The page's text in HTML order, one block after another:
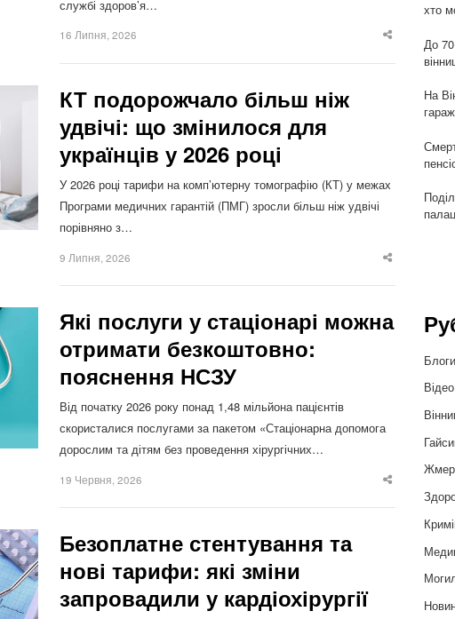
службі здоров’я…
16 Липня, 2026
Share
КТ подорожчало більш ніж
удвічі: що змінилося для
українців у 2026 році
У 2026 році тарифи на комп’ютерну томографію (КТ) у межах
Програми медичних гарантій (ПМГ) зросли більш ніж удвічі
порівняно з…
9 Липня, 2026
Share
Які послуги у стаціонарі можна
отримати безкоштовно:
пояснення НСЗУ
Від початку 2026 року понад 1,48 мільйона пацієнтів
скористалися послугами за пакетом «Стаціонарна допомога
дорослим та дітям без проведення хірургічних…
19 Червня, 2026
Share
Безоплатне стентування та
нові тарифи: які зміни
запровадили у кардіохірургії
хто
До 70
На
Блоги
Відео